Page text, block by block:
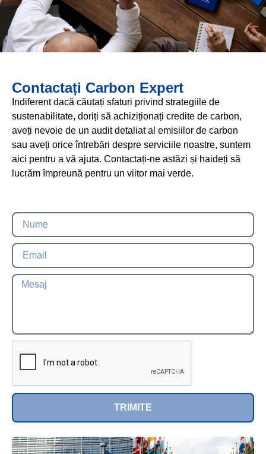
Contactați Carbon Expert
Indiferent dacă căutați sfaturi privind strategiile de
sustenabilitate, doriți să achiziționați credite de carbon,
aveți nevoie de un audit detaliat al emisiilor de carbon
sau aveți orice întrebări despre serviciile noastre, suntem
aici pentru a vă ajuta. Contactați-ne astăzi și haideți să
lucrăm împreună pentru un viitor mai verde.
TRIMITE